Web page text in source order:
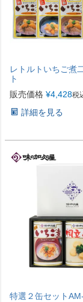
レトルトいちご煮
ト
販売価格 ¥4,428税
詳細を見る
特選２缶セット